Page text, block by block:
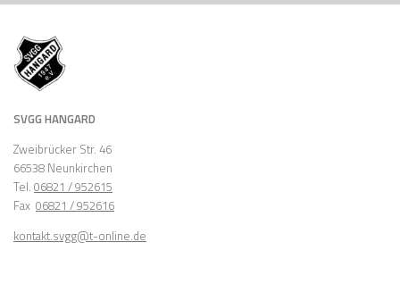
SVGG HANGARD
Zweibrücker Str. 46
66538 Neunkirchen
Tel. 06821 / 952615
Fax 06821 / 952616
kontakt.svgg@t-online.de